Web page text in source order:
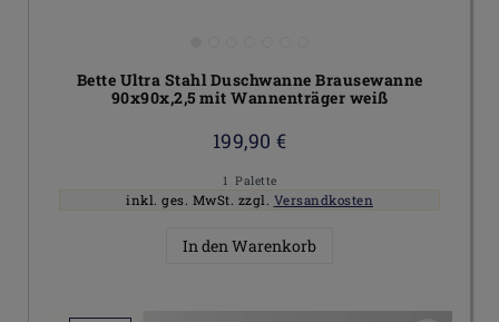
Bette Ultra Stahl Duschwanne Brausewanne
90x90x,2,5 mit Wannenträger weiß
199,90 €
1 Palette
inkl. ges. MwSt. zzgl. Versandkosten
In den Warenkorb